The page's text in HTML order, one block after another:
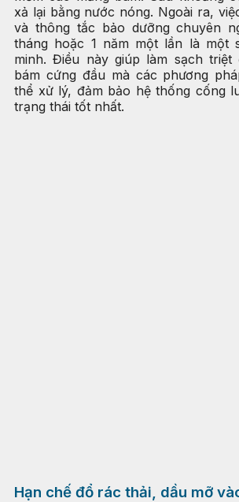
xả lại bằng nước nóng. Ngoài ra,
và thông tắc bảo dưỡng chuyên
tháng hoặc 1 năm một lần là một
minh. Điều này giúp làm sạch triệt
bám cứng đầu mà các phương
thể xử lý, đảm bảo hệ thống cống
trạng thái tốt nhất.
Hạn chế đổ rác thải, dầu mỡ